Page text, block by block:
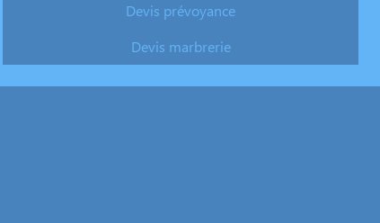
Devis prévoyance
Devis marbrerie